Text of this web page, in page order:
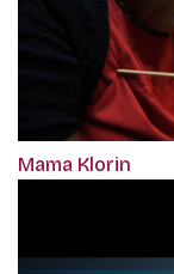
Mama Klorin